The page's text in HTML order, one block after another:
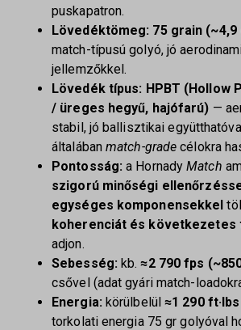
puskapatron.
Lövedéktömeg: 75 grain (~4,9
match-típusú golyó, jó
jellemzőkkel.
Lövedék típus: HPBT (Hollow
/ üreges hegyű, hajófarú) —
stabil, jó ballisztikai
általában match-grade célokra
Pontosság: a HornadyMatch
szigorú minőségi
egységes komponensekkel
koherenciát és következetes
adjon.
Sebesség: kb.≈2 790 fps
csővel (adat gyári match-
Energia: körülbelül≈1 290
torkolati energia 75 gr golyóval